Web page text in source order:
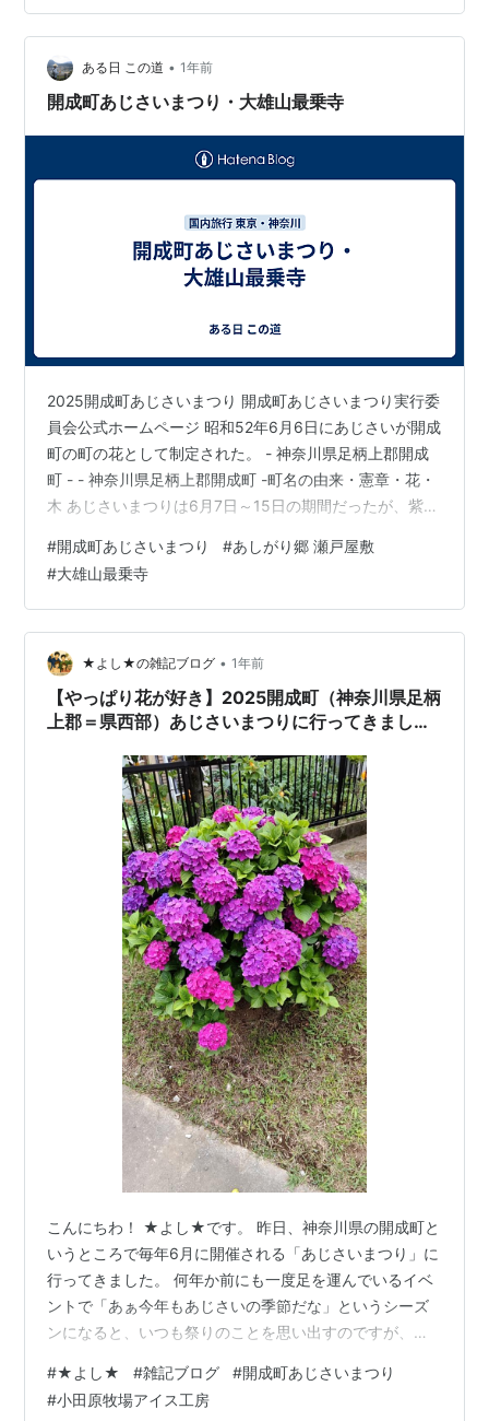
ですがこれ、拡大できるEVFの恩恵100%です。一眼レフ
のOVFだったら、私のくたびれた眼ではバシッとピント
を合わせることができません。 開成町あじさいまつり…
ある日 この道 • 1年前
開成町あじさいまつり・大雄山最乗寺
2025開成町あじさいまつり 開成町あじさいまつり実行委
員会公式ホームページ 昭和52年6月6日にあじさいが開成
町の町の花として制定された。 - 神奈川県足柄上郡開成
町 - - 神奈川県足柄上郡開成町 -町名の由来・憲章・花・
木 あじさいまつりは6月7日～15日の期間だったが、紫陽
名主をつとめた瀬戸家の屋敷で、築300年の古民家。 あ
しがり郷 瀬戸屋敷 道の駅足柄・金太郎のふるさとで、ト
ロとろとろ丼を食べる。 道の駅足柄・金太郎のふるさと
曹洞宗 大雄山最乗寺 1394年（応永元年）に建てられ
た。 曹洞宗 大雄山最乗寺 本堂（護国殿） 金剛…
#開成町あじさいまつり #あしがり郷 瀬戸屋敷
#大雄山最乗寺
★よし★の雑記ブログ • 1年前
【やっぱり花が好き】2025開成町（神奈川県足柄
上郡＝県西部）あじさいまつりに行ってきまし
こんにちわ！ ★よし★です。 昨日、神奈川県の開成町と
いうところで毎年6月に開催される「あじさいまつり」に
行ってきました。 何年か前にも一度足を運んでいるイベ
ントで「あぁ今年もあじさいの季節だな」というシーズ
ンになると、いつも祭りのことを思い出すのですが、な
が、僕が読者登録しているブロガーさんが少し前にあじ
さいに関する記事を書かれており、その記事内のあじさ
#★よし★ #雑記ブログ #開成町あじさいまつり
#小田原牧場アイス工房